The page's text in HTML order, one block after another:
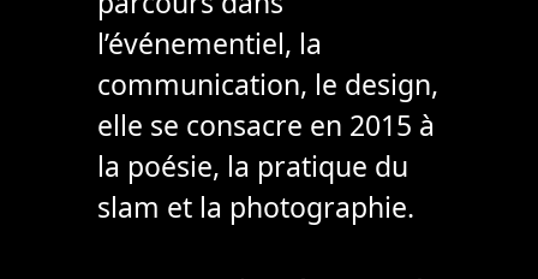
l’événementiel, la
communication, le design,
elle se consacre en 2015 à
la poésie, la pratique du
slam et la photographie.